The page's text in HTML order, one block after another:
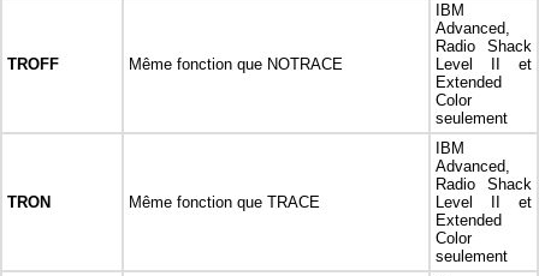
TROFF Même fonction que NOTRACE
IBM
Advanced,
Radio Shack
Level II et
Extended
Color
seulement
TRON Même fonction que TRACE
IBM
Advanced,
Radio Shack
Level II et
Extended
Color
seulement